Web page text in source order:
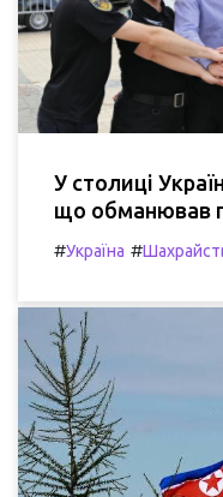
У столиці
що обманював
#Україна #